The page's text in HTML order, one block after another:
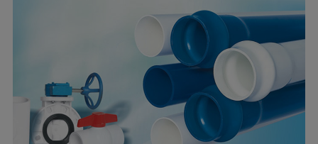
层、钢帘线增强层、聚乙烯外管层复合而成。